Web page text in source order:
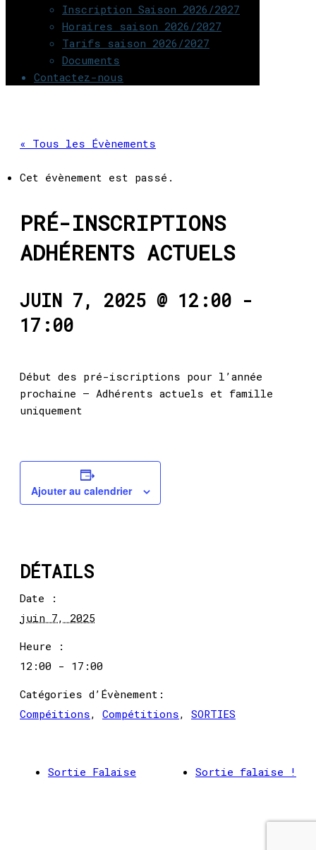
Inscription Saison 2026/2027
Horaires saison 2026/2027
Tarifs saison 2026/2027
Documents
Contactez-nous
« Tous les Évènements
Cet évènement est passé.
PRÉ-INSCRIPTIONS
ADHÉRENTS ACTUELS
JUIN 7, 2025 @ 12:00 -
17:00
Début des pré-iscriptions pour l’année
prochaine – Adhérents actuels et famille
uniquement
Ajouter au calendrier
DÉTAILS
Date :
juin 7, 2025
Heure :
12:00 - 17:00
Catégories d’Évènement:
Compéitions, Compétitions, SORTIES
Sortie Falaise Sortie falaise !